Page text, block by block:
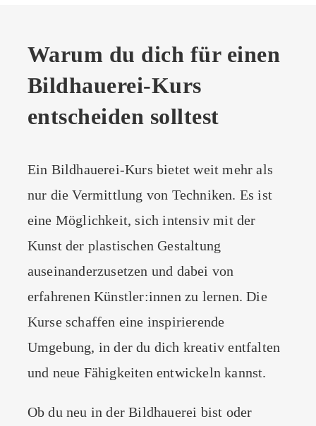
Warum du dich für einen
Bildhauerei-Kurs
entscheiden solltest
Ein Bildhauerei-Kurs bietet weit mehr als
nur die Vermittlung von Techniken. Es ist
eine Möglichkeit, sich intensiv mit der
Kunst der plastischen Gestaltung
auseinanderzusetzen und dabei von
erfahrenen Künstler:innen zu lernen. Die
Kurse schaffen eine inspirierende
Umgebung, in der du dich kreativ entfalten
und neue Fähigkeiten entwickeln kannst.
Ob du neu in der Bildhauerei bist oder